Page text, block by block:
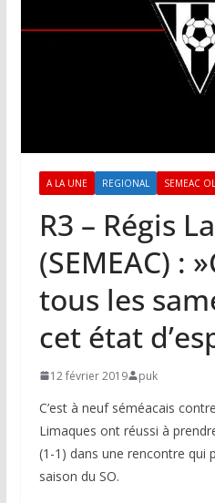
A LA UNE REGIONAL SEMEAC
R3 – Régis
(SEMEAC) :
tous les
cet état
12 février 2019 puk
C’est à neuf séméacais
Limaques ont réussi à
(1-1) dans une rencontre qui
saison du SO.